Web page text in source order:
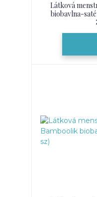
Látková
biobavlna-